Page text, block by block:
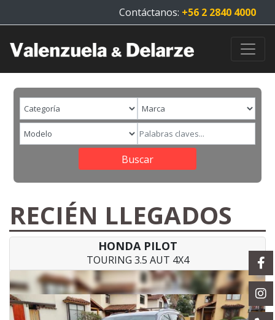
Contáctanos: +56 2 2840 4000
Buscar
RECIÉN LLEGADOS
HONDA PILOT
TOURING 3.5 AUT 4X4